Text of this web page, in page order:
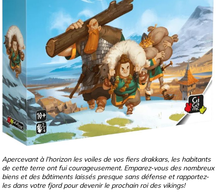
Apercevant à l’horizon les voiles de vos fiers drakkars, les habitants
de cette terre ont fui courageusement. Emparez-vous des nombreux
biens et des bâtiments laissés presque sans défense et rapportez-
les dans votre fjord pour devenir le prochain roi des vikings!